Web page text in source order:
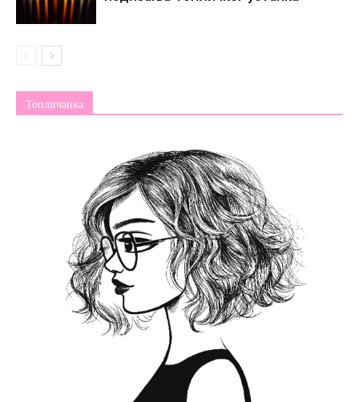
Топличанка